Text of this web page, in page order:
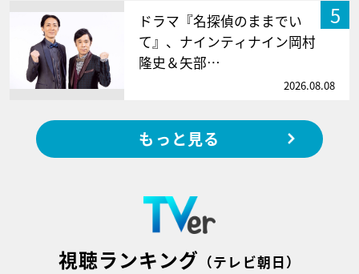
5
ドラマ『名探偵のままでい
て』、ナインティナイン岡村
隆史＆矢部…
2026.08.08
もっと見る
視聴ランキング （テレビ朝日）